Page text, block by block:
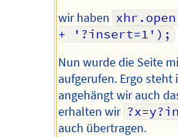
wir haben
+ '?insert=1');
Nun wurde die Seite
aufgerufen. Ergo
angehängt wir auch
erhalten wir
auch übertragen.